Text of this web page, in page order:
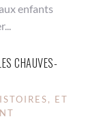
enfants
CHAUVES-
ET